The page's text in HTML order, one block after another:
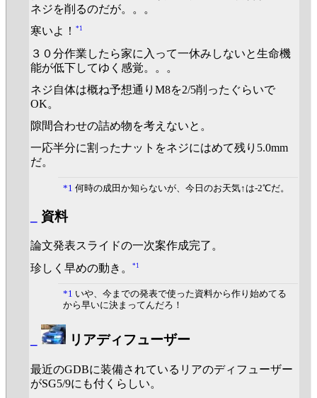
ネジを削るのだが。。。
寒いよ！
*1
３０分作業したら家に入って一休みしないと生命機
能が低下してゆく感覚。。。
ネジ自体は概ね予想通りM8を2/5削ったぐらいで
OK。
隙間合わせの詰め物を考えないと。
一応半分に割ったナットをネジにはめて残り5.0mm
だ。
*1 何時の成田か知らないが、今日のお天気↑は-2℃だ。
資料
論文発表スライドの一次案作成完了。
珍しく早めの動き。
*1
*1 いや、今までの発表で使った資料から作り始めてる
から早いに決まってんだろ！
リアディフューザー
最近のGDBに装備されているリアのディフューザー
がSG5/9にも付くらしい。